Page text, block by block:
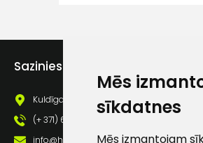
Mēs
sīkdatnes
Mēs izmantojam
Sazinies ar mums
Kuldīgas iela 69a, Saldus, Saldus nov., LV
(+ 371) 63 881 186
info@hards.lv